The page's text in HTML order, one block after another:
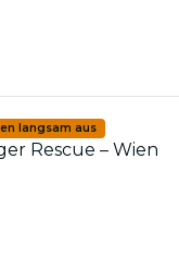
langsam aus
Rescue – Wien